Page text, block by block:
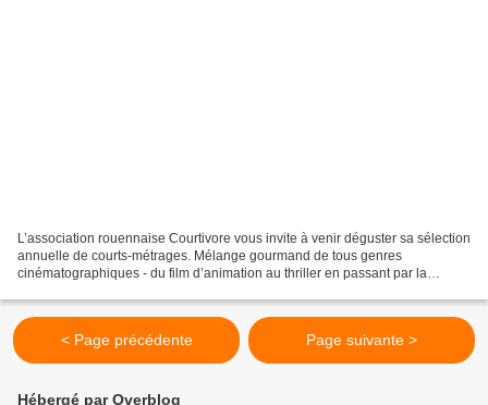
L’association rouennaise Courtivore vous invite à venir déguster sa sélection
annuelle de courts-métrages. Mélange gourmand de tous genres
cinématographiques - du film d’animation au thriller en passant par la
< Page précédente Page suivante >
Hébergé par Overblog